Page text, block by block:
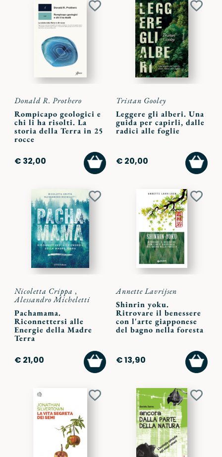
Aggiungi
Donald R. Prothero
Rompicapo geologici e
chi li ha risolti. La
storia della Terra in 25
rocce
€ 32,00
AGGIUNGI
AL
CARRELLO
Tristan Gooley
Leggere gli alberi. Una
guida per capirli, dalle
radici alle foglie
€ 20,00
AL
Aggiungi
Nicoletta Crippa ,
Alessandro Micheletti
Pachamama.
Riconnettersi alle
Energie della Madre
Terra
€ 21,00
AGGIUNGI
AL
CARRELLO
Annette Lavrijsen
Shinrin yoku.
Ritrovare il benessere
con l'arte giapponese
del bagno nella foresta
€ 13,90
AL
Aggiungi